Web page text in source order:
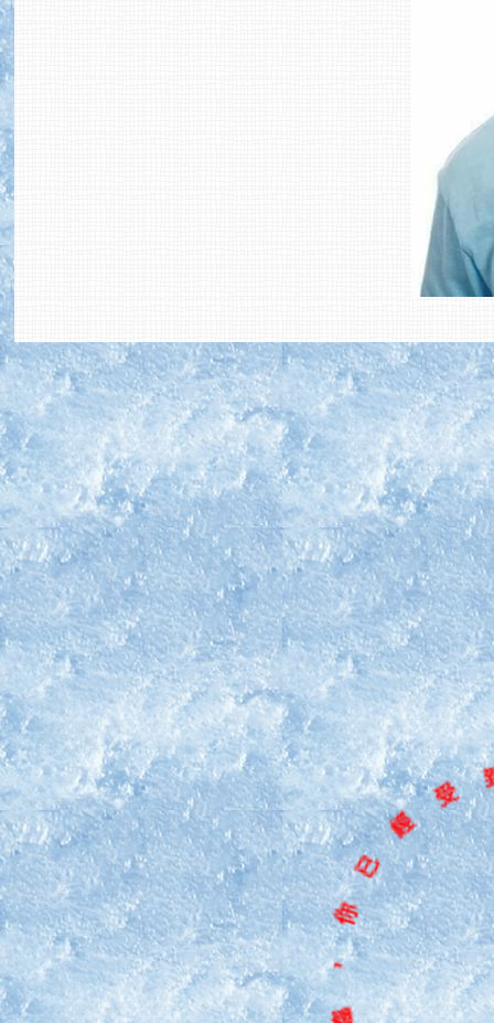
已
經
受
到
延